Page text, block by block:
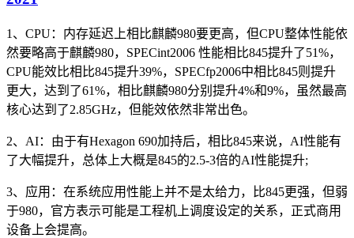
1、CPU：内存延迟上相比麒麟980要更高，但CPU整体性能依
然要略高于麒麟980，SPECint2006 性能相比845提升了51%，
CPU能效比相比845提升39%，SPECfp2006中相比845则提升
更大，达到了61%，相比麒麟980分别提升4%和9%，虽然最高
核心达到了2.85GHz，但能效依然非常出色。
2、AI：由于有Hexagon 690加持后，相比845来说，AI性能有
了大幅提升，总体上大概是845的2.5-3倍的AI性能提升;
3、应用：在系统应用性能上并不是太给力，比845更强，但弱
于980，官方表示可能是工程机上调度设定的关系，正式商用
设备上会提高。